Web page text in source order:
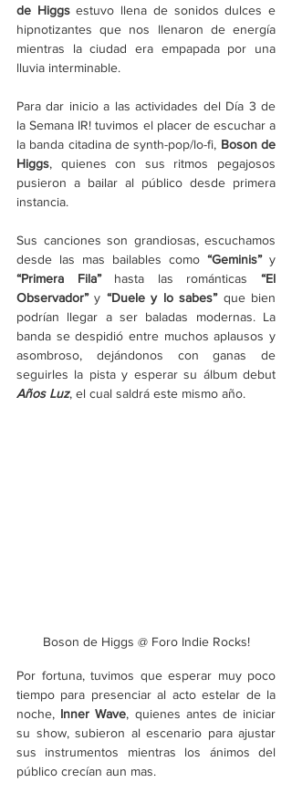
de Higgs estuvo llena de sonidos dulces e
hipnotizantes que nos llenaron de energía
mientras la ciudad era empapada por una
lluvia interminable.
Para dar inicio a las actividades del Día 3 de
la Semana IR! tuvimos el placer de escuchar a
la banda citadina de synth-pop/lo-fi, Boson de
Higgs, quienes con sus ritmos pegajosos
pusieron a bailar al público desde primera
instancia.
Sus canciones son grandiosas, escuchamos
desde las mas bailables como “Geminis”
“Primera Fila” hasta las románticas “El
Observador” y “Duele y lo sabes” que bien
podrían llegar a ser baladas modernas. La
banda se despidió entre muchos aplausos y
asombroso, dejándonos con ganas de
Años Luz, el cual saldrá este mismo año.
Boson de Higgs @ Foro Indie Rocks!
Por fortuna, tuvimos que esperar muy poco
tiempo para presenciar al acto estelar de la
noche, Inner Wave, quienes antes de iniciar
su show, subieron al escenario para ajustar
sus instrumentos mientras los ánimos del
público crecían aun mas.